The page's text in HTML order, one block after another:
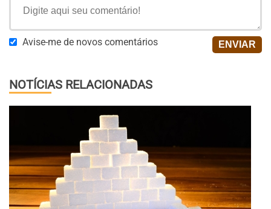
Avise-me de novos comentários
NOTÍCIAS RELACIONADAS